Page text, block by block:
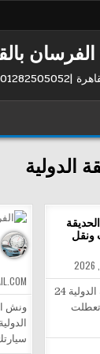
الدولية
ونش
ونقل
ونش إنقاذ الفرسان في الحديقة الدولية 24